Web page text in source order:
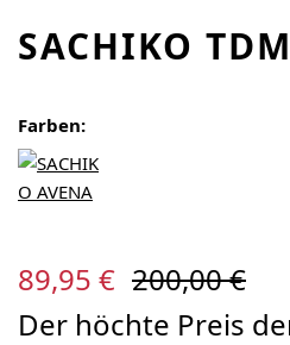
SACHIKO TDM
Farben:
Verkaufspreis:
89,95 € Regulärer
200,00 €
Der höchte Preis